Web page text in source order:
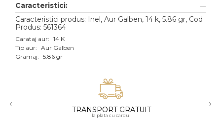
Aur alb
Aur roz
Aur mixt
18K
Caracteristici:
Caracteristici produs: Inel, Aur Galben, 14 k, 5.86 gr, Cod
Produs: 561364
Carataj aur: 14 K
Tip aur: Aur Galben
Gramaj: 5.86 gr
‹ TRANSPORT GRATUIT
la plata cu cardul
›